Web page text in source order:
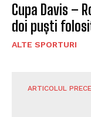
Cupa Davis –
doi puști
ALTE SPORTURI
ARTICOLUL